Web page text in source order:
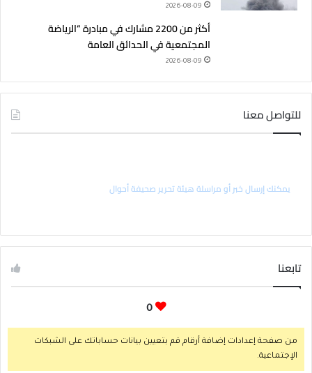
2026-08-09
أكثر من 2200 مشارك في مبادرة “الرياضة
المجتمعية في الحدائق العامة
2026-08-09
للتواصل معنا
يمكنك إرسال خبر أو مراسلة هيئة تحرير صحيفة أحوال
تابعنا
0
من صفحة إعدادات إضافة أرقام قم بتعيين بيانات حساباتك على الشبكات
الإجتماعية.